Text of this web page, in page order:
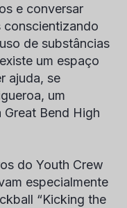
e conversar
conscientizando
de substâncias
um espaço
ajuda, se
, um
Bend High
do Youth Crew
especialmente
“Kicking the